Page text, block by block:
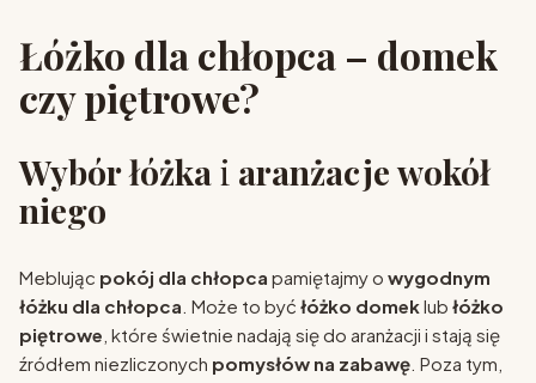
Łóżko dla chłopca – domek
czy piętrowe?
Wybór łóżkai aranżacje wokół
niego
Meblując pokój dla chłopca pamiętajmy o wygodnym
łóżku dla chłopca . Może to być łóżko domeklub łóżko
piętrowe , które świetnie nadają się do aranżacji i stają się
źródłem niezliczonych pomysłów na zabawę . Poza tym,